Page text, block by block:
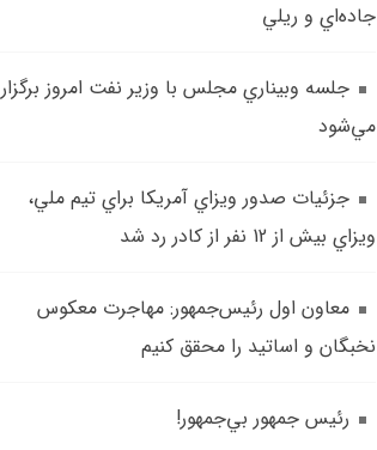
جاده‌اي و ريلي
جلسه وبيناري مجلس با وزير نفت امروز برگزار
مي‌شود
جزئيات صدور ويزاي آمريکا براي تيم ملي،
ويزاي بيش از 12 نفر از کادر رد شد
معاون اول رئيس‌جمهور: مهاجرت معکوس
نخبگان و اساتيد را محقق کنيم
رئيس ‌جمهور بي‌جمهور!